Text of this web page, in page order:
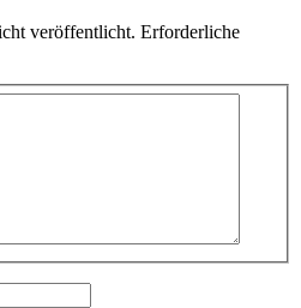
veröffentlicht. Erforderliche